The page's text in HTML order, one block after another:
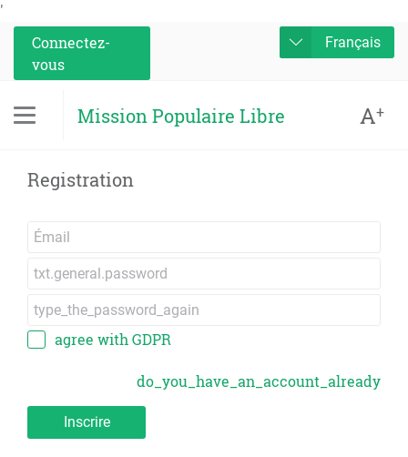
'
Connectez-
vous
Français
Mission Populaire Libre A+
Registration
agree with GDPR
do_you_have_an_account_already
Inscrire